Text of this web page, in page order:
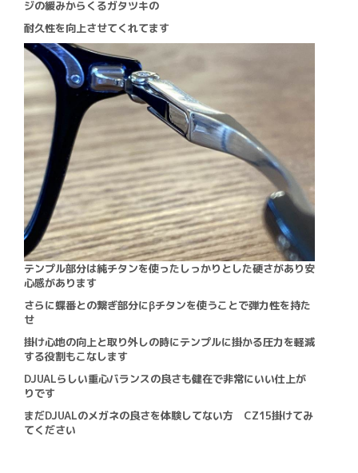
ジの緩みからくるガタツキの
耐久性を向上させてくれてます
テンプル部分は純チタンを使ったしっかりとした硬さがあり安
心感があります
さらに蝶番との繋ぎ部分にβチタンを使うことで弾力性を持た
せ
掛け心地の向上と取り外しの時にテンプルに掛かる圧力を軽減
する役割もこなします
DJUALらしい重心バランスの良さも健在で非常にいい仕上が
りです
まだDJUALのメガネの良さを体験してない方 CZ15掛けてみ
てください